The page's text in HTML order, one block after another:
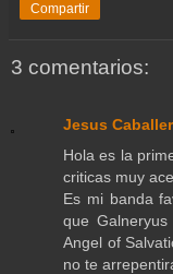
Compartir
3 comentarios:
Jesus
Hola es la
criticas muy
Es mi banda
que
Angel of
no te